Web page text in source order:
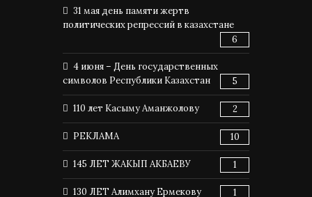
31 мая день памяти жертв
политических репрессий в казахстане
6
4 июня – День государственных
символов Республики Казахстан
5
110 лет Касыму Аманжолову 2
РЕКЛАМА 10
145 ЛЕТ ЖАКЫП АКБАЕВУ 1
130 ЛЕТ Алимхану Ермекову 1